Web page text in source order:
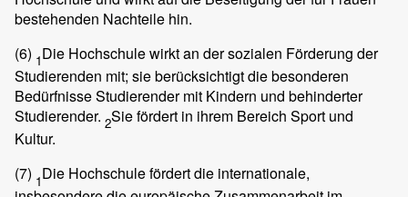
bestehenden Nachteile hin.
(6) 1Die Hochschule wirkt an der sozialen Förderung der
Studierenden mit; sie berücksichtigt die besonderen
Bedürfnisse Studierender mit Kindern und behinderter
Studierender. 2Sie fördert in ihrem Bereich Sport und
Kultur.
(7) 1Die Hochschule fördert die internationale,